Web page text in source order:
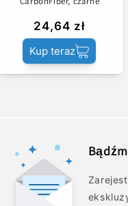
24,64 zł
Kup teraz